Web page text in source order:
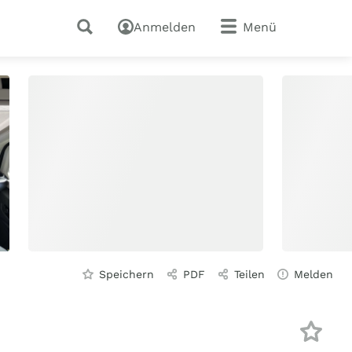
Anmelden Menü
Speichern PDF Teilen Melden